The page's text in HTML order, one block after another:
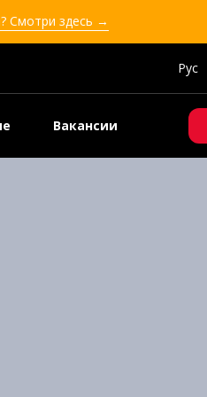
Смотри здесь →
Рус
Вакансии